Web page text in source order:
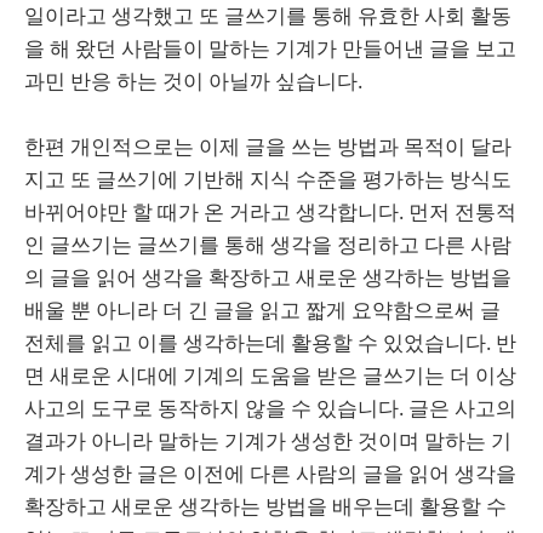
일이라고 생각했고 또 글쓰기를 통해 유효한 사회 활동
을 해 왔던 사람들이 말하는 기계가 만들어낸 글을 보고
과민 반응 하는 것이 아닐까 싶습니다.
한편 개인적으로는 이제 글을 쓰는 방법과 목적이 달라
지고 또 글쓰기에 기반해 지식 수준을 평가하는 방식도
바뀌어야만 할 때가 온 거라고 생각합니다. 먼저 전통적
인 글쓰기는 글쓰기를 통해 생각을 정리하고 다른 사람
의 글을 읽어 생각을 확장하고 새로운 생각하는 방법을
배울 뿐 아니라 더 긴 글을 읽고 짧게 요약함으로써 글
전체를 읽고 이를 생각하는데 활용할 수 있었습니다. 반
면 새로운 시대에 기계의 도움을 받은 글쓰기는 더 이상
사고의 도구로 동작하지 않을 수 있습니다. 글은 사고의
결과가 아니라 말하는 기계가 생성한 것이며 말하는 기
계가 생성한 글은 이전에 다른 사람의 글을 읽어 생각을
확장하고 새로운 생각하는 방법을 배우는데 활용할 수